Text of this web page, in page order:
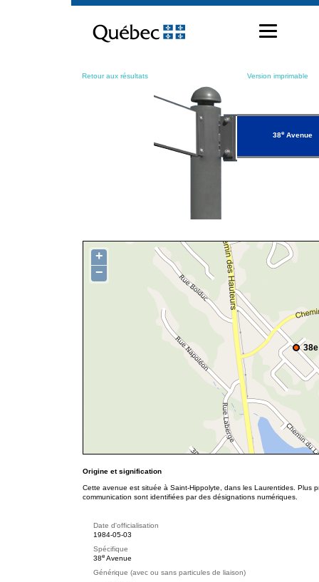
contenu
Retour aux résultats Version imprimable
38eAvenue
+
−
Origine et signification
Cette avenue est située à Saint-Hippolyte, dans les Laurentides. Plus
communication sont identifiées par des désignations numériques.
Date d'officialisation
1984-05-03
Spécifique
38e Avenue
Générique (avec ou sans particules de liaison)